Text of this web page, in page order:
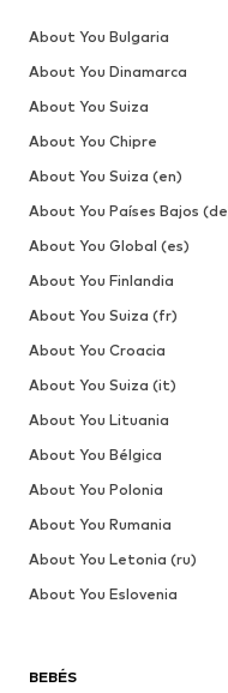
BEBÉS
About You Bulgaria
About You Dinamarca
About You Suiza
About You Chipre
About You Suiza (en)
About You Países Bajos
About You Global (es)
About You Finlandia
About You Suiza (fr)
About You Croacia
About You Suiza (it)
About You Lituania
About You Bélgica
About You Polonia
About You Rumania
About You Letonia (ru)
About You Eslovenia